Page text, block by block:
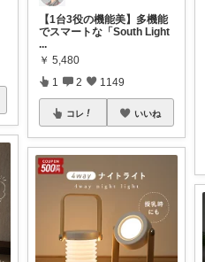
【1台3役の機能美】多機能
でスマートな「South Light
...
￥ 5,480
1 2 1149
コレ いいね